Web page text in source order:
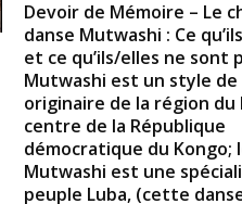
Devoir de Mémoire – Le
danse Mutwashi : Ce
et ce qu’ils/elles ne sont
Mutwashi est un style de
originaire de la région du
centre de la République
démocratique du Kongo;
Mutwashi est une
peuple Luba, (cette